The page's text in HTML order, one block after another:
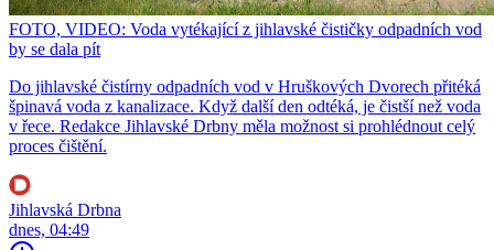
FOTO, VIDEO: Voda vytékající z jihlavské čističky odpadních vod
by se dala pít
Do jihlavské čistírny odpadních vod v Hruškových Dvorech přitéká
špinavá voda z kanalizace. Když další den odtéká, je čistší než voda
v řece. Redakce Jihlavské Drbny měla možnost si prohlédnout celý
proces čištění.
Jihlavská Drbna
dnes, 04:49